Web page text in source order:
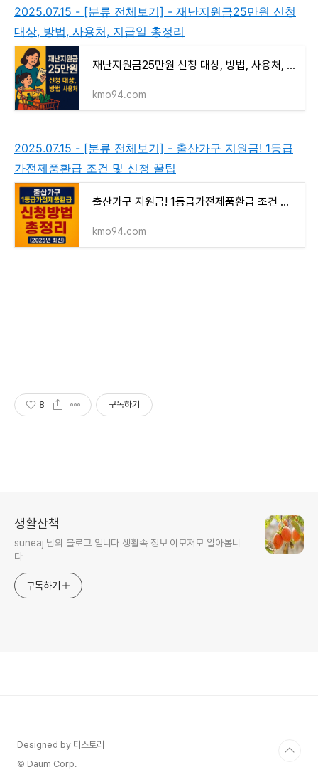
2025.07.15 - [분류 전체보기] - 재난지원금25만원 신청
대상, 방법, 사용처, 지급일 총정리
재난지원금25만원 신청 대상, 방법, 사용처, 지급일 총정리
kmo94.com
2025.07.15 - [분류 전체보기] - 출산가구 지원금! 1등급
가전제품환급 조건 및 신청 꿀팁
출산가구 지원금! 1등급가전제품환급 조건 및 신청 꿀팁
kmo94.com
8 구독하기
생활산책
suneaj 님의 블로그 입니다 생활속 정보 이모저모 알아봄니
다
구독하기
Designed by 티스토리
© Daum Corp.